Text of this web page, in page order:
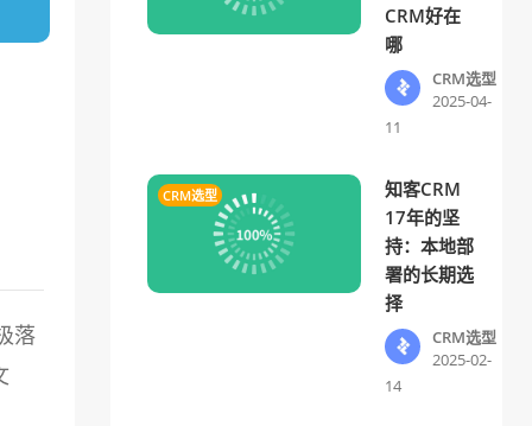
落
CRM好在
哪
CRM选型
2025-04-
11
CRM选型
知客CRM
17年的坚
持：本地部
署的长期选
择
CRM选型
2025-02-
14